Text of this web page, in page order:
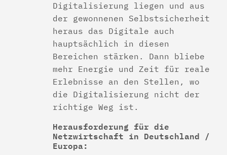
Digitalisierung liegen und aus
der gewonnenen Selbstsicherheit
heraus das Digitale auch
hauptsächlich in diesen
Bereichen stärken. Dann bliebe
mehr Energie und Zeit für reale
Erlebnisse an den Stellen, wo
die Digitalisierung nicht der
richtige Weg ist.
Herausforderung für die
Netzwirtschaft in Deutschland /
Europa: